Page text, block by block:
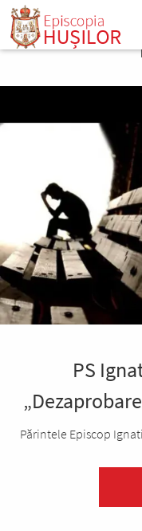
Mergi
conţinutul
PS
Părintele Episcop